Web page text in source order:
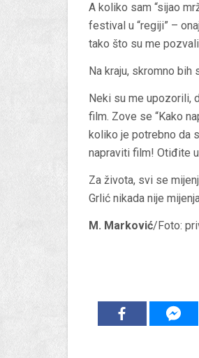
A koliko sam “sijao
festival u “regiji” –
tako što su me
Na kraju, skromno
Neki su me upozorili,
film. Zove se “Kako
koliko je potrebno da
napraviti film! Otiđite
Za života, svi se
Grlić nikada nije
M. Marković/Foto: